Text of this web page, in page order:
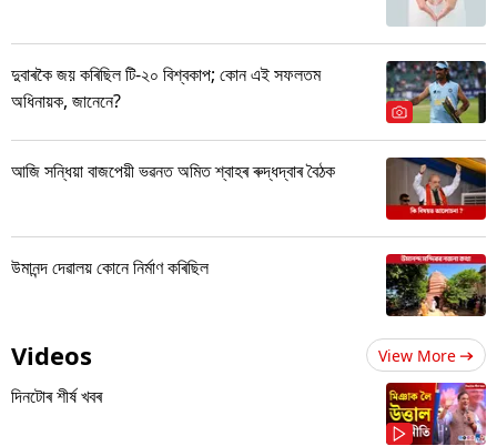
দুবাৰকৈ জয় কৰিছিল টি-২০ বিশ্বকাপ; কোন এই সফলতম
অধিনায়ক, জানেনে?
আজি সন্ধিয়া বাজপেয়ী ভৱনত অমিত শ্বাহৰ ৰুদ্ধদ্বাৰ বৈঠক
উমানন্দ দেৱালয় কোনে নিৰ্মাণ কৰিছিল
Videos View More
দিনটোৰ শীৰ্ষ খবৰ